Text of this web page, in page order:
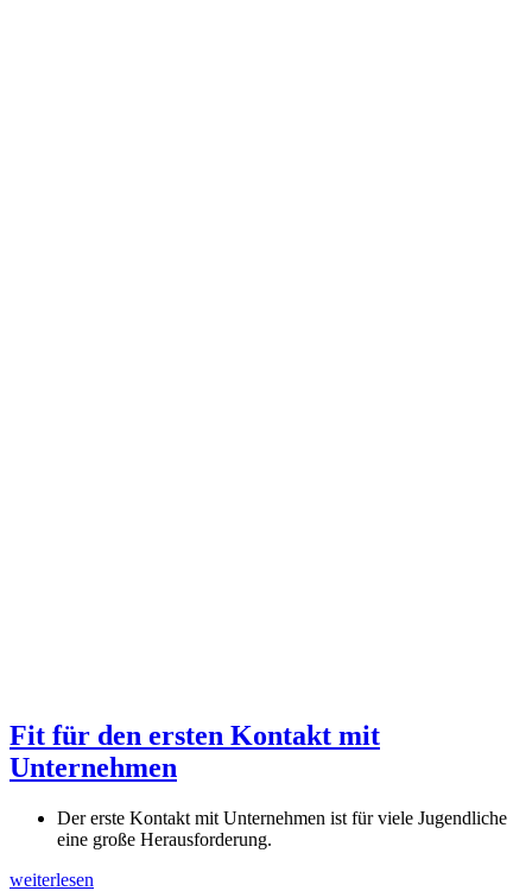
Fit für den ersten Kontakt mit
Unternehmen
Der erste Kontakt mit Unternehmen ist für viele Jugendliche
eine große Herausforderung.
weiterlesen